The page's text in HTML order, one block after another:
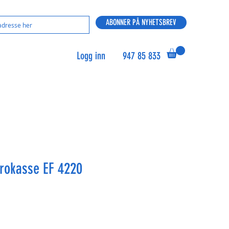
ABONNER PÅ NYHETSBREV
947 85 833
Logg inn
EF 4220